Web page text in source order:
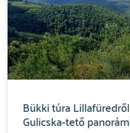
Bükki túra
Gulicska-tető